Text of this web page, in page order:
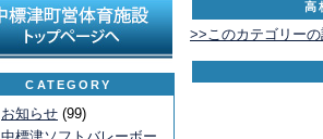
CATEGORY
お知らせ (99)
高
>>このカテゴリー